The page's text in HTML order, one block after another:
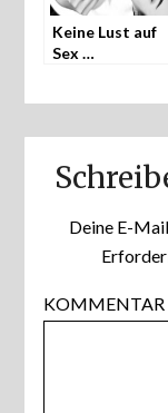
Keine Lust auf
Sex …
Deine E-
KOMMENTAR